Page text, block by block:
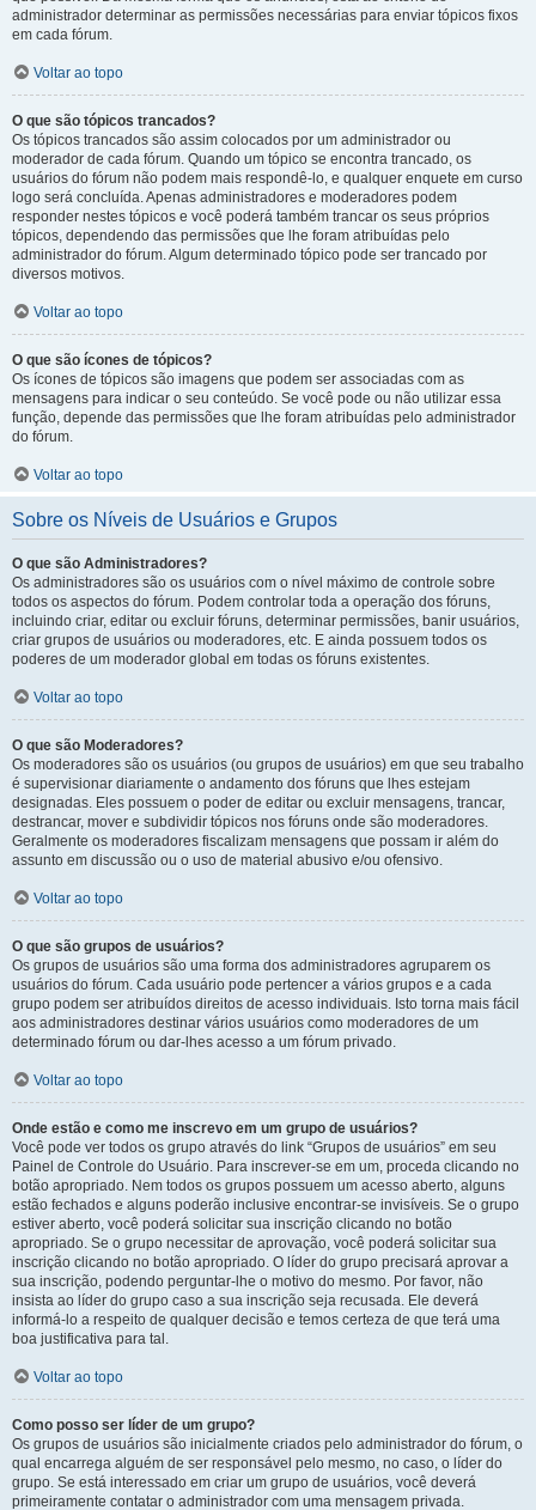
administrador determinar as permissões necessárias para enviar tópicos fixos
em cada fórum.
Voltar ao topo
O que são tópicos trancados?
Os tópicos trancados são assim colocados por um administrador ou
moderador de cada fórum. Quando um tópico se encontra trancado, os
usuários do fórum não podem mais respondê-lo, e qualquer enquete em curso
logo será concluída. Apenas administradores e moderadores podem
responder nestes tópicos e você poderá também trancar os seus próprios
tópicos, dependendo das permissões que lhe foram atribuídas pelo
administrador do fórum. Algum determinado tópico pode ser trancado por
diversos motivos.
Voltar ao topo
O que são ícones de tópicos?
Os ícones de tópicos são imagens que podem ser associadas com as
mensagens para indicar o seu conteúdo. Se você pode ou não utilizar essa
função, depende das permissões que lhe foram atribuídas pelo administrador
do fórum.
Voltar ao topo
Sobre os Níveis de Usuários e Grupos
O que são Administradores?
Os administradores são os usuários com o nível máximo de controle sobre
todos os aspectos do fórum. Podem controlar toda a operação dos fóruns,
incluindo criar, editar ou excluir fóruns, determinar permissões, banir usuários,
criar grupos de usuários ou moderadores, etc. E ainda possuem todos os
poderes de um moderador global em todas os fóruns existentes.
Voltar ao topo
O que são Moderadores?
Os moderadores são os usuários (ou grupos de usuários) em que seu trabalho
é supervisionar diariamente o andamento dos fóruns que lhes estejam
designadas. Eles possuem o poder de editar ou excluir mensagens, trancar,
destrancar, mover e subdividir tópicos nos fóruns onde são moderadores.
Geralmente os moderadores fiscalizam mensagens que possam ir além do
assunto em discussão ou o uso de material abusivo e/ou ofensivo.
Voltar ao topo
O que são grupos de usuários?
Os grupos de usuários são uma forma dos administradores agruparem os
usuários do fórum. Cada usuário pode pertencer a vários grupos e a cada
grupo podem ser atribuídos direitos de acesso individuais. Isto torna mais fácil
aos administradores destinar vários usuários como moderadores de um
determinado fórum ou dar-lhes acesso a um fórum privado.
Voltar ao topo
Onde estão e como me inscrevo em um grupo de usuários?
Você pode ver todos os grupo através do link “Grupos de usuários” em seu
Painel de Controle do Usuário. Para inscrever-se em um, proceda clicando no
botão apropriado. Nem todos os grupos possuem um acesso aberto, alguns
estão fechados e alguns poderão inclusive encontrar-se invisíveis. Se o grupo
estiver aberto, você poderá solicitar sua inscrição clicando no botão
apropriado. Se o grupo necessitar de aprovação, você poderá solicitar sua
inscrição clicando no botão apropriado. O líder do grupo precisará aprovar a
sua inscrição, podendo perguntar-lhe o motivo do mesmo. Por favor, não
insista ao líder do grupo caso a sua inscrição seja recusada. Ele deverá
informá-lo a respeito de qualquer decisão e temos certeza de que terá uma
boa justificativa para tal.
Voltar ao topo
Como posso ser líder de um grupo?
Os grupos de usuários são inicialmente criados pelo administrador do fórum, o
qual encarrega alguém de ser responsável pelo mesmo, no caso, o líder do
grupo. Se está interessado em criar um grupo de usuários, você deverá
primeiramente contatar o administrador com uma mensagem privada.